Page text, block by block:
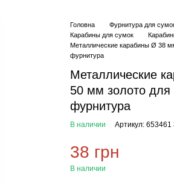
Головна Фурнитура для
Карабины для сумок
Металлические карабины Ø 38
фурнитура
Металлические
50 мм золото для
фурнитура
В наличии Артикул: 653461
38 грн
В наличии